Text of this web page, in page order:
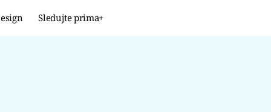
Sledujte prima+